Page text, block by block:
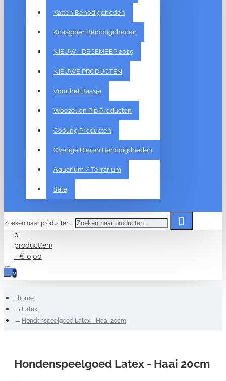
Katten Benodigdheden
Knaagdier Benodigdheden
NIEUW - DECEMBER 2025
NIEUWE PRODUCTEN
Voor het Baasje
Woezel en Pip Producten
Cooling Producten
Overige Dieren Benodigdheden
Aquarium / Terrarium
Sale
Zoeken naar producten...
0
product(en)
- € 0,00
0
home
Latex
Hondenspeelgoed Latex - Haai 20cm
Hondenspeelgoed Latex - Haai 20cm